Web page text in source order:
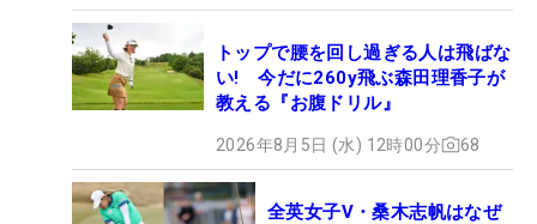
トップで腰を回し過ぎる人は飛ばな
い! 今だに260y飛ぶ森田理香子が
教える『お腹ドリル』
2026年8月5日 (水) 12時00分 68
全英女子V・桑木志帆はなぜ